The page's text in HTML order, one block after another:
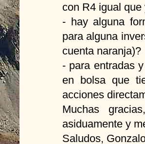
con R4 igual que
- hay alguna
para alguna
cuenta naranja)?
- para entradas
en bolsa que
acciones
Muchas
asiduamente y
Saludos,